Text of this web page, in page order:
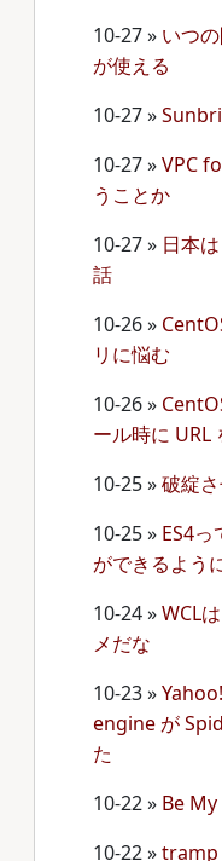
10-27» いつ
が使える
10-27»
10-27»VPC
うことか
10-27» 日本
話
10-26»
リに悩む
10-26»
ール時に URL
10-25»破綻
10-25» ES4
ができるよう
10-24»WCL
メだな
10-23»
engine が
た
10-22» Be
10-22»tramp